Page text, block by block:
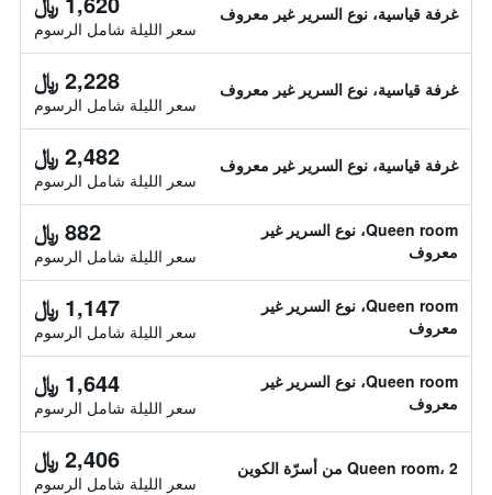
غرفة قياسية، نوع السرير غير معروف
سعر الليلة شامل الرسوم
غرفة قياسية، نوع السرير غير معروف 2,228 ﷼
سعر الليلة شامل الرسوم
غرفة قياسية، نوع السرير غير معروف 2,482 ﷼
سعر الليلة شامل الرسوم
Queen room، نوع السرير غير
معروف
882 ﷼
سعر الليلة شامل الرسوم
Queen room، نوع السرير غير
معروف
1,147 ﷼
سعر الليلة شامل الرسوم
Queen room، نوع السرير غير
معروف
1,644 ﷼
سعر الليلة شامل الرسوم
Queen room، 2 من أسرّة الكوين 2,406 ﷼
سعر الليلة شامل الرسوم